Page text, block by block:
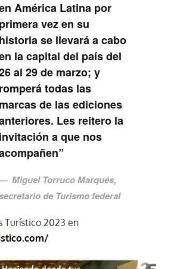
América Latina por
primera vez en su
historia se llevará a cabo
la capital del país del
al 29 de marzo; y
romperá todas las
marcas de las ediciones
Les reitero la
invitación a que nos
Miguel Torruco Marqués,
de Turismo federal
Turístico 2023 en